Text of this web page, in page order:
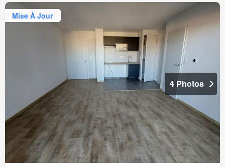
Mise À Jour
4 Photos